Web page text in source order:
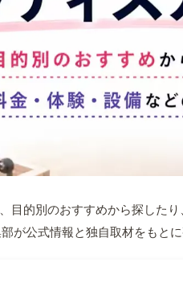
目的別のおすすめから探した
が公式情報と独自取材をもとに